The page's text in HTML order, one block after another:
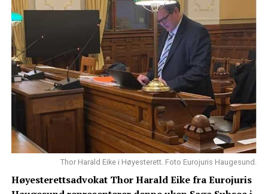
Thor Harald Eike i Høyesterett. Foto Eurojuris Haugesund.
Høyesterettsadvokat Thor Harald Eike fra Eurojuris